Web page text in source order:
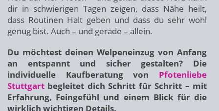
dir in schwierigen Tagen zeigen, dass Nähe heilt,
dass Routinen Halt geben und dass du sehr wohl
genug bist. Auch – und gerade – allein.
Du möchtest deinen Welpeneinzug von Anfang
an entspannt und sicher gestalten? Die
individuelle Kaufberatung von Pfotenliebe
Stuttgart begleitet dich Schritt für Schritt – mit
Erfahrung, Feingefühl und einem Blick für die
wirklich wichtigen Details.